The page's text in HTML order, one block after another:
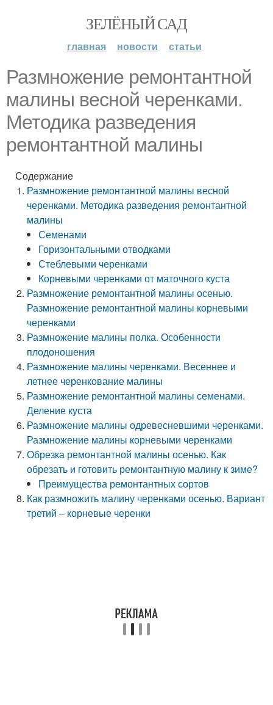
ЗЕЛЁНЫЙ САД
главная новости статьи
Размножение ремонтантной
малины весной черенками.
Методика разведения
ремонтантной малины
Содержание
Размножение ремонтантной малины весной
черенками. Методика разведения ремонтантной
малины
Семенами
Горизонтальными отводками
Стеблевыми черенками
Корневыми черенками от маточного куста
Размножение ремонтантной малины осенью.
Размножение ремонтантной малины корневыми
черенками
Размножение малины полка. Особенности
плодоношения
Размножение малины черенками. Весеннее и
летнее черенкование малины
Размножение ремонтантной малины семенами.
Деление куста
Размножение малины одревесневшими черенками.
Размножение малины корневыми черенками
Обрезка ремонтантной малины осенью. Как
обрезать и готовить ремонтантную малину к зиме?
Преимущества ремонтантных сортов
Как размножить малину черенками осенью. Вариант
третий – корневые черенки